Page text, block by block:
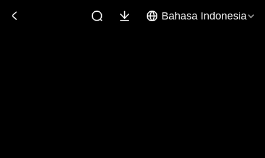
Bahasa Indonesia